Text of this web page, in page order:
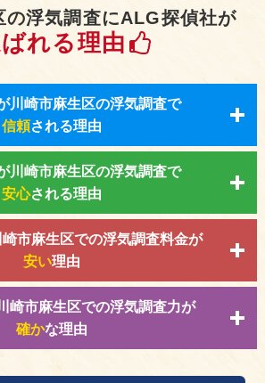
の浮気調査にALG探偵社が
れる理由
川崎市麻生区の浮気調査で
信頼される理由
川崎市麻生区の浮気調査で
安心される理由
市麻生区での浮気調査料金が
安い理由
崎市麻生区での浮気調査力が
確かな理由